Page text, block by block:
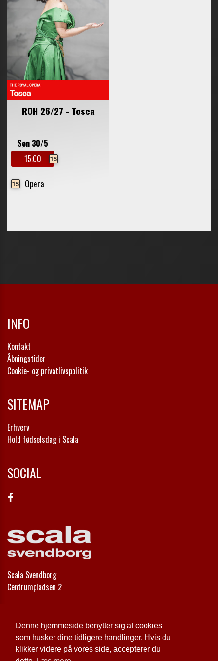
Denne hjemmeside benytter sig af cookies,
som husker dine tidligere handlinger. Hvis du
klikker videre på vores side, accepterer du
INFO
Kontakt
Åbningstider
Cookie- og privatlivspolitik
SITEMAP
Erhverv
Hold fødselsdag i Scala
SOCIAL
Scala Svendborg
Centrumpladsen 2
Email: info@scala-svendborg.dk
Cookie- og privatlivspolitik